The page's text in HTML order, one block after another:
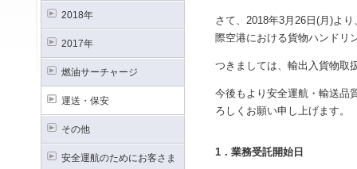
2018年
2017年
燃油サーチャージ
運送・保安
その他
安全運航のためにお客さま
さて、2018年3月26日(月)よ
際空港における貨物ハンドリ
つきましては、輸出入貨物取
今後もより安全運航・輸送品
ろしくお願い申し上げます。
1．業務受託開始日